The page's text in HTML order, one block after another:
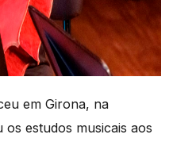
em Girona, na
estudos musicais aos